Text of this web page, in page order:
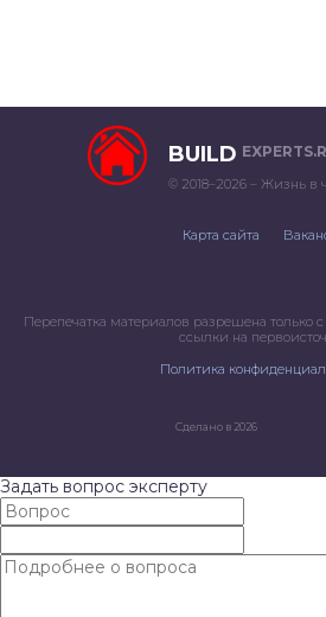
BUILD
© 2018–2026 – Жизнь в
Карта сайта
Перепечатка материалов разрешена только
ссылки на
Политика
Сделано в 2026
Задать вопрос эксперту